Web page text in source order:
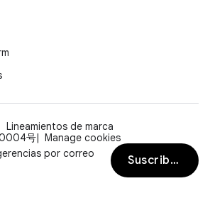
Lineamientos de marca
号
Manage cookies
por correo
Suscribirse